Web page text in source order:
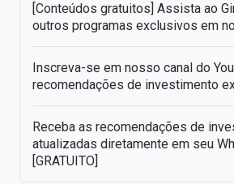
[Conteúdos gratuitos] Assista ao
outros programas exclusivos em
Inscreva-se em nosso canal do
recomendações de investimento
Receba as recomendações de
atualizadas diretamente em seu
[GRATUITO]